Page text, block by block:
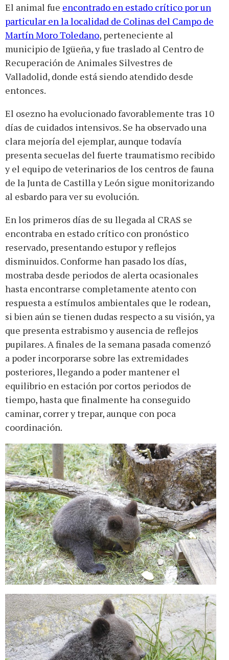
El animal fue encontrado en estado crítico por un
particular en la localidad de Colinas del Campo de
Martín Moro Toledano, perteneciente al
municipio de Igüeña, y fue traslado al Centro de
Recuperación de Animales Silvestres de
Valladolid, donde está siendo atendido desde
entonces.
El osezno ha evolucionado favorablemente tras 10
días de cuidados intensivos. Se ha observado una
clara mejoría del ejemplar, aunque todavía
presenta secuelas del fuerte traumatismo recibido
y el equipo de veterinarios de los centros de fauna
de la Junta de Castilla y León sigue monitorizando
al esbardo para ver su evolución.
En los primeros días de su llegada al CRAS se
encontraba en estado crítico con pronóstico
reservado, presentando estupor y reflejos
disminuidos. Conforme han pasado los días,
mostraba desde periodos de alerta ocasionales
hasta encontrarse completamente atento con
respuesta a estímulos ambientales que le rodean,
si bien aún se tienen dudas respecto a su visión, ya
que presenta estrabismo y ausencia de reflejos
pupilares. A finales de la semana pasada comenzó
a poder incorporarse sobre las extremidades
posteriores, llegando a poder mantener el
equilibrio en estación por cortos periodos de
tiempo, hasta que finalmente ha conseguido
caminar, correr y trepar, aunque con poca
coordinación.